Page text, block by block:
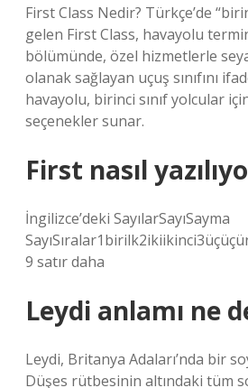
First Class Nedir? Türkçe’de
gelen First Class, havayolu
bölümünde, özel hizmetlerle
olanak sağlayan uçuş sınıfını
havayolu, birinci sınıf yolcular
seçenekler sunar.
First nasıl
İngilizce’deki SayılarSayıSayma
9 satır daha
Leydi anlamı ne
Leydi, Britanya Adaları’nda bir
Düşes rütbesinin altındaki tüm